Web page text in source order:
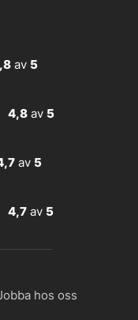
av 5
4,8 av 5
av 5
4,7 av 5
hos oss